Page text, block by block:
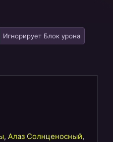
Игнорирует Блок урона
, Алаз Солнценосный,